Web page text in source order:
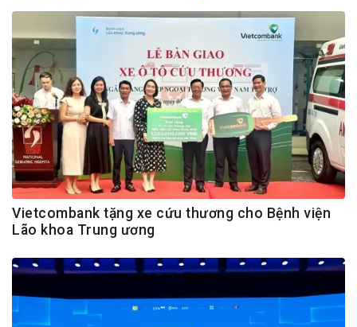
Vietcombank tặng xe cứu thương cho Bệnh viện
Lão khoa Trung ương